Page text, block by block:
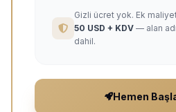
Gizli ücret yok. Ek
50 USD + KDV — alan
dahil.
Hemen